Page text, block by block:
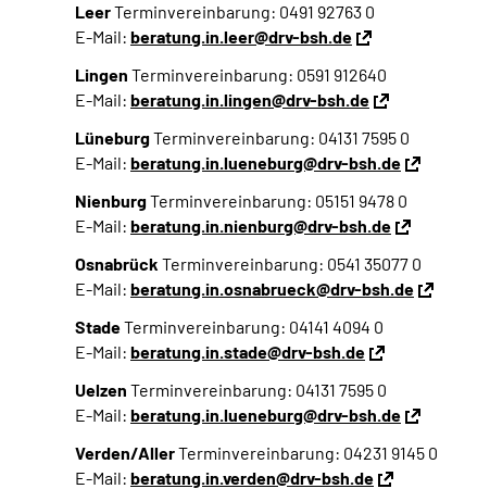
LeerTerminvereinbarung: 0491 92763 0
E-Mail: beratung.in.leer@drv-bsh.de
Lingen Terminvereinbarung: 0591 912640
E-Mail: beratung.in.lingen@drv-bsh.de
LüneburgTerminvereinbarung: 04131 7595 0
E-Mail: beratung.in.lueneburg@drv-bsh.de
NienburgTerminvereinbarung: 05151 9478 0
E-Mail: beratung.in.nienburg@drv-bsh.de
Osnabrück Terminvereinbarung: 0541 35077 0
E-Mail: beratung.in.osnabrueck@drv-bsh.de
StadeTerminvereinbarung: 04141 4094 0
E-Mail: beratung.in.stade@drv-bsh.de
Uelzen Terminvereinbarung: 04131 7595 0
E-Mail: beratung.in.lueneburg@drv-bsh.de
Verden/AllerTerminvereinbarung: 04231 9145 0
E-Mail: beratung.in.verden@drv-bsh.de